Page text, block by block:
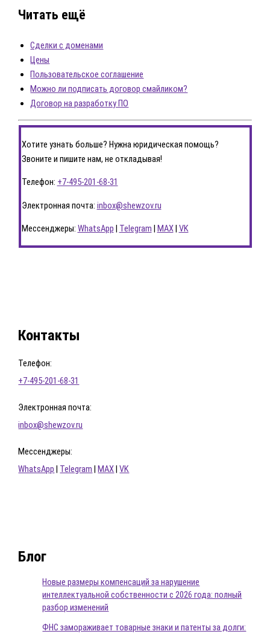
Читать ещё
Сделки с доменами
Цены
Пользовательское соглашение
Можно ли подписать договор смайликом?
Договор на разработку ПО
Хотите узнать больше? Нужна юридическая помощь?
Звоните и пишите нам, не откладывая!
Телефон: +7-495-201-68-31
Электронная почта: inbox@shewzov.ru
Мессенджеры: WhatsApp Telegram MAX| VK
Контакты
Телефон:
+7-495-201-68-31
Электронная почта:
inbox@shewzov.ru
Мессенджеры:
WhatsApp | Telegram |MAX|VK
Блог
Новые размеры компенсаций за нарушение
интеллектуальной собственности с 2026 года: полный
разбор изменений
ФНС замораживает товарные знаки и патенты за долги: